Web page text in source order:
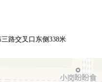
路交叉口东侧338米